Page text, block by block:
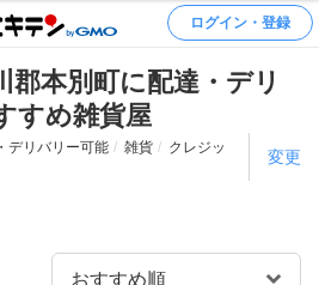
ログイン・登録
郡本別町に配達・デリ
すめ雑貨屋
デリバリー可能 雑貨
クレジッ
変更